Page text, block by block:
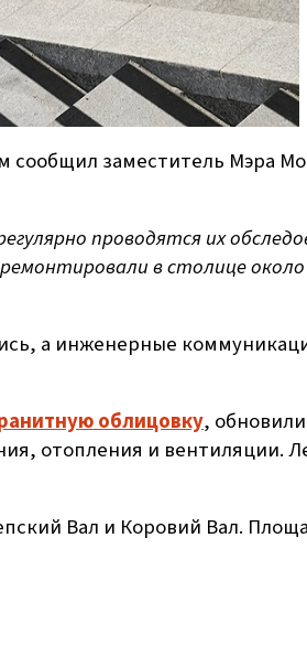
сообщил заместитель Мэра
проводятся их
в столице около
а инженерные
облицовку,
отопления и вентиляции.
Вал и Коровий Вал.